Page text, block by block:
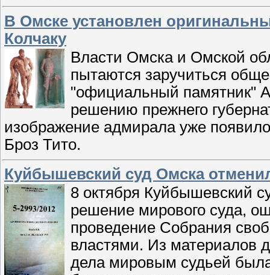
В Омске установлен
Колчаку
Власти Омска и Омской
пытаются заручиться
"официальный памятник"
решению прежнего
изображение адмирала уже
Броз Тито.
Куйбышевский суд Омска
8 октября Куйбышевский
решение мирового суда,
проведение Собрания
властями. Из материалов
дела мировым судьей